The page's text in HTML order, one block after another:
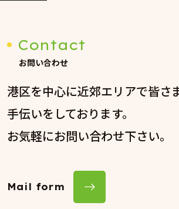
Contact
お問い合わせ
港区を中心に近郊エリアで皆さ
手伝いをしております。
お気軽にお問い合わせ下さい。
Mail form